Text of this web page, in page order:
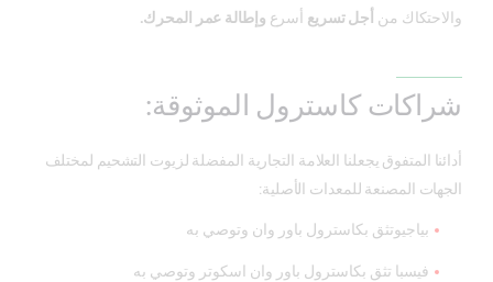
والاحتكاك من
أجل تسريع أسرع وإطالة عمر المحرك.
شراكات كاسترول الموثوقة:
أدائنا المتفوق يجعلنا العلامة التجارية المفضلة لزيوت التشحيم لمختلف
الجهات المصنعة للمعدات الأصلية:
بياجيوتثق بكاسترول باور وان وتوصي به
فيسبا تثق بكاسترول باور وان اسكوتر وتوصي به